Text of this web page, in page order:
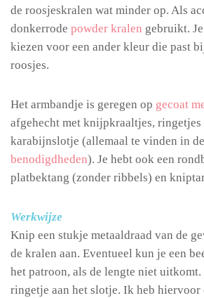
de roosjeskralen wat minder op. Als
donkerrode powder kralen gebruikt.
kiezen voor een ander kleur die past
roosjes.
Het armbandje is geregen op gecoat
afgehecht met knijpkraaltjes, ringetjes
karabijnslotje (allemaal te vinden in
benodigdheden). Je hebt ook een
platbektang (zonder ribbels) en
Werkwijze
Knip een stukje metaaldraad van de
de kralen aan. Eventueel kun je een
het patroon, als de lengte niet uitkomt.
ringetje aan het slotje. Ik heb hiervoor